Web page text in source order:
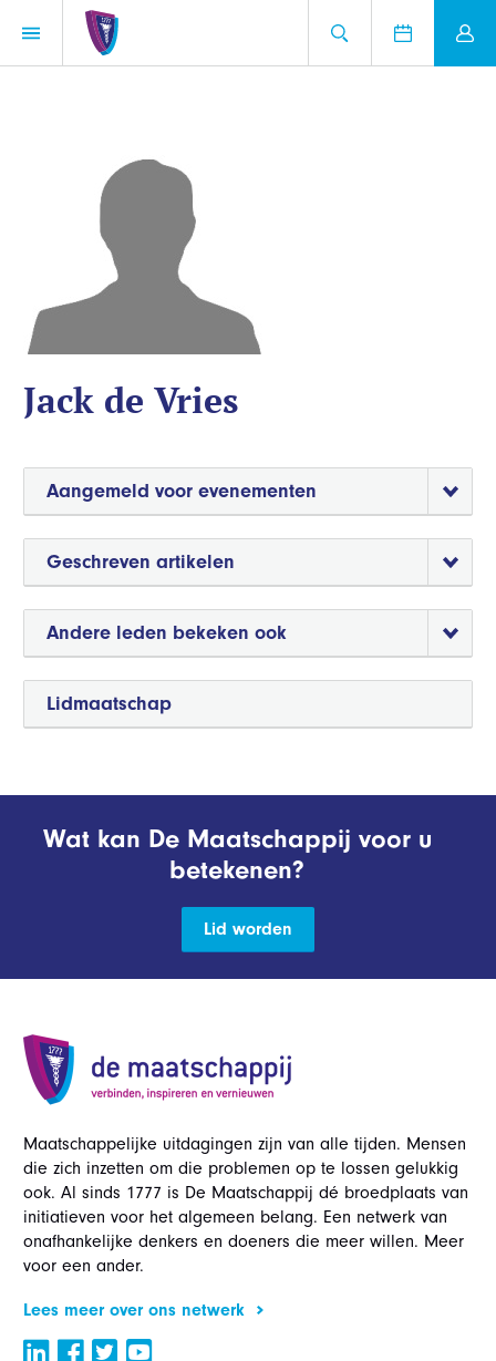
Lidmaatschap
Jack de Vries
Aangemeld voor evenementen
Geschreven artikelen
Andere leden bekeken ook
Wat kan De Maatschappij voor u
betekenen?
Lid worden
Maatschappelijke uitdagingen zijn van alle tijden. Mensen
die zich inzetten om die problemen op te lossen gelukkig
ook. Al sinds 1777 is De Maatschappij dé broedplaats van
initiatieven voor het algemeen belang. Een netwerk van
onafhankelijke denkers en doeners die meer willen. Meer
voor een ander.
Lees meer over ons netwerk